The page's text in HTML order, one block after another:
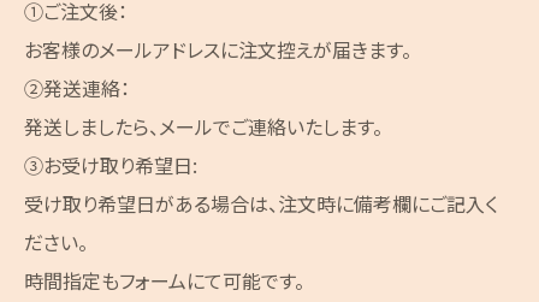
①ご注文後：
お客様のメールアドレスに注文控えが届きます。
②発送連絡：
発送しましたら、メールでご連絡いたします。
③お受け取り希望日:
受け取り希望日がある場合は、注文時に備考欄にご記入く
ださい。
時間指定もフォームにて可能です。